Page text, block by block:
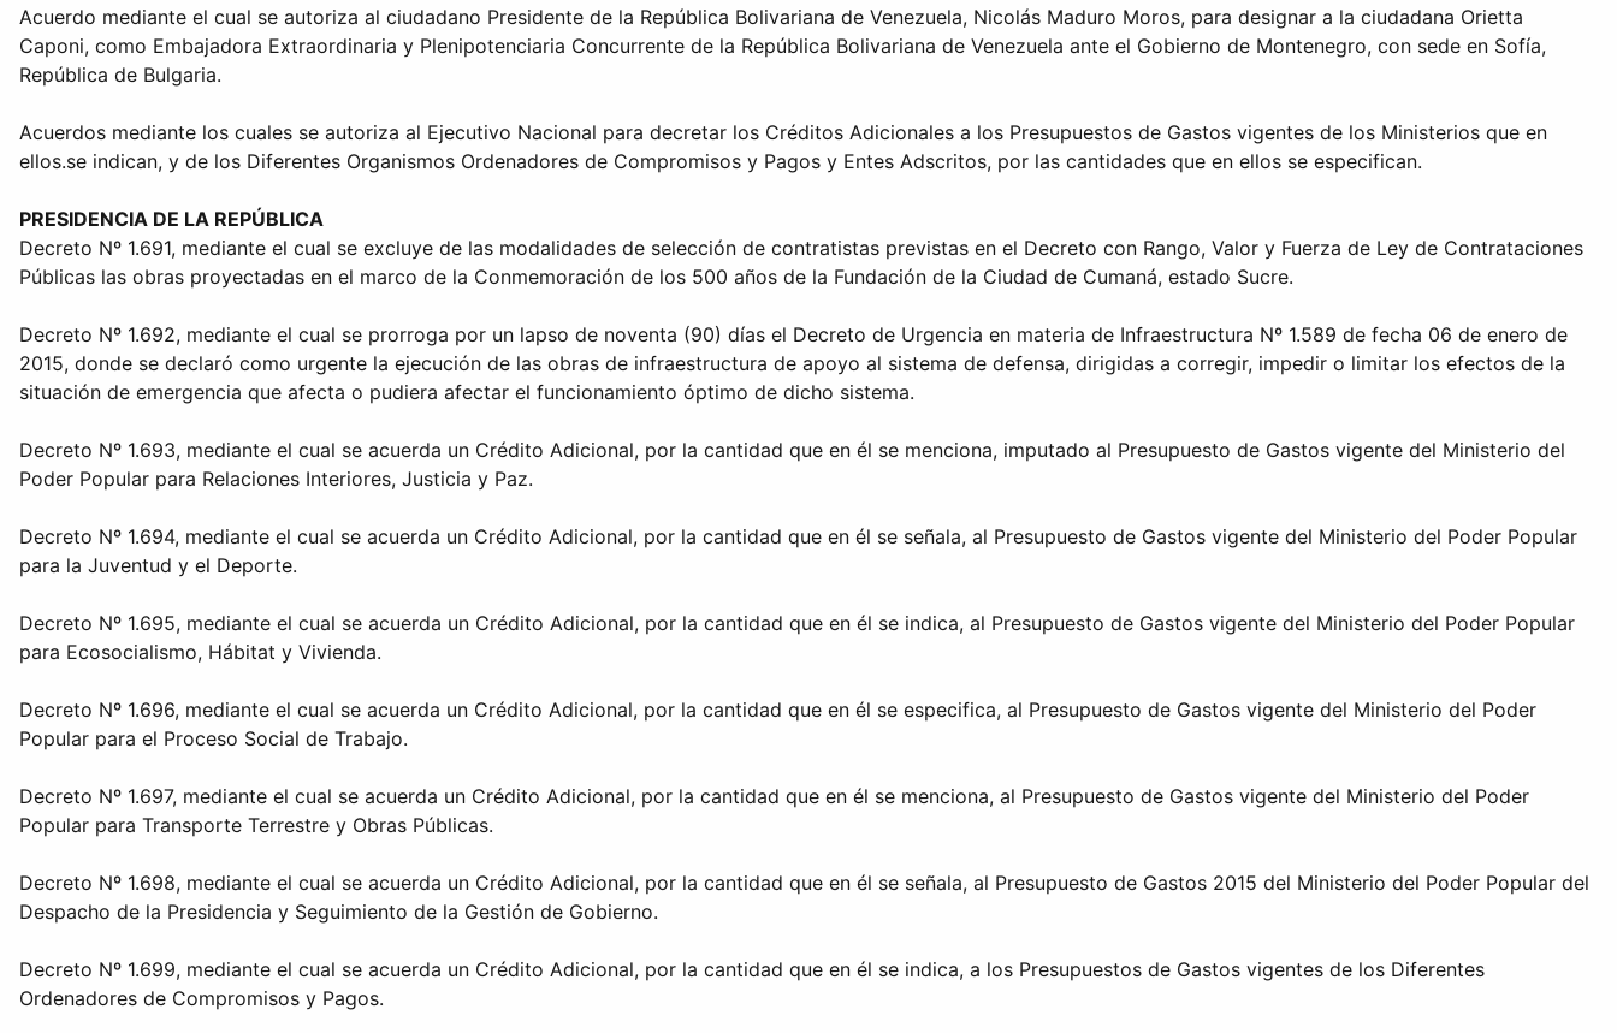
Acuerdo mediante el cual se autoriza al ciudadano Presidente de la República Bolivariana de Venezuela, Nicolás Maduro Moros, para designar a la ciudadana Orietta
Caponi, como Embajadora Extraordinaria y Plenipotenciaria Concurrente de la República Bolivariana de Venezuela ante el Gobierno de Montenegro, con sede en Sofía,
República de Bulgaria.
Acuerdos mediante los cuales se autoriza al Ejecutivo Nacional para decretar los Créditos Adicionales a los Presupuestos de Gastos vigentes de los Ministerios que en
ellos.se indican, y de los Diferentes Organismos Ordenadores de Compromisos y Pagos y Entes Adscritos, por las cantidades que en ellos se especifican.
PRESIDENCIA DE LA REPÚBLICA
Decreto Nº 1.691, mediante el cual se excluye de las modalidades de selección de contratistas previstas en el Decreto con Rango, Valor y Fuerza de Ley de Contrataciones
Públicas las obras proyectadas en el marco de la Conmemoración de los 500 años de la Fundación de la Ciudad de Cumaná, estado Sucre.
Decreto Nº 1.692, mediante el cual se prorroga por un lapso de noventa (90) días el Decreto de Urgencia en materia de Infraestructura Nº 1.589 de fecha 06 de enero de
2015, donde se declaró como urgente la ejecución de las obras de infraestructura de apoyo al sistema de defensa, dirigidas a corregir, impedir o limitar los efectos de la
situación de emergencia que afecta o pudiera afectar el funcionamiento óptimo de dicho sistema.
Decreto Nº 1.693, mediante el cual se acuerda un Crédito Adicional, por la cantidad que en él se menciona, imputado al Presupuesto de Gastos vigente del Ministerio del
Poder Popular para Relaciones Interiores, Justicia y Paz.
Decreto Nº 1.694, mediante el cual se acuerda un Crédito Adicional, por la cantidad que en él se señala, al Presupuesto de Gastos vigente del Ministerio del Poder Popular
para la Juventud y el Deporte.
Decreto Nº 1.695, mediante el cual se acuerda un Crédito Adicional, por la cantidad que en él se indica, al Presupuesto de Gastos vigente del Ministerio del Poder Popular
para Ecosocialismo, Hábitat y Vivienda.
Decreto Nº 1.696, mediante el cual se acuerda un Crédito Adicional, por la cantidad que en él se especifica, al Presupuesto de Gastos vigente del Ministerio del Poder
Popular para el Proceso Social de Trabajo.
Decreto Nº 1.697, mediante el cual se acuerda un Crédito Adicional, por la cantidad que en él se menciona, al Presupuesto de Gastos vigente del Ministerio del Poder
Popular para Transporte Terrestre y Obras Públicas.
Decreto Nº 1.698, mediante el cual se acuerda un Crédito Adicional, por la cantidad que en él se señala, al Presupuesto de Gastos 2015 del Ministerio del Poder Popular del
Despacho de la Presidencia y Seguimiento de la Gestión de Gobierno.
Decreto Nº 1.699, mediante el cual se acuerda un Crédito Adicional, por la cantidad que en él se indica, a los Presupuestos de Gastos vigentes de los Diferentes
Ordenadores de Compromisos y Pagos.